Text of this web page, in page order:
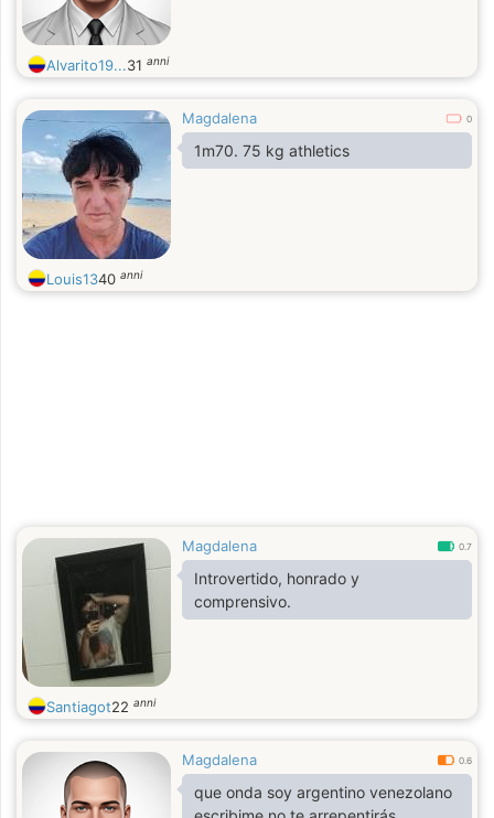
Alvarito19...31 anni
Magdalena 0
1m70. 75 kg athletics
Louis1340 anni
Magdalena 0.7
Introvertido, honrado y
comprensivo.
Santiagot22 anni
Magdalena 0.6
que onda soy argentino venezolano